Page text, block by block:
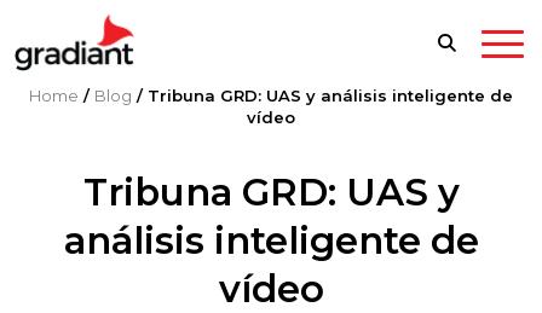
Home / Blog / Tribuna GRD: UAS y análisis inteligente de
vídeo
Tribuna GRD: UAS y
análisis inteligente de
vídeo